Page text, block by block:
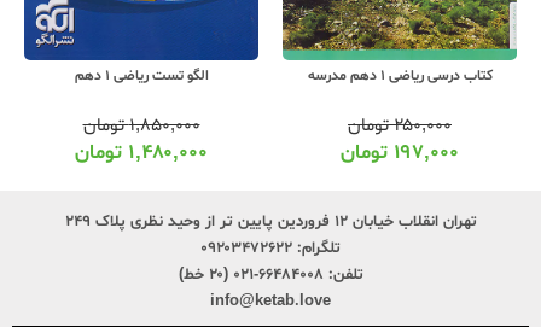
کتاب درسی ریاضی 1 دهم مدرسه
۲۵۰,۰۰۰تومان
۱۹۷,۰۰۰ تومان
الگو تست ریاضی 1 دهم
۱,۸۵۰,۰۰۰تومان
۱,۴۸۰,۰۰۰ تومان
تهران انقلاب خیابان ۱۲ فروردین پایین تر از وحید نظری پلاک ۲۴۹
تلگرام: ۰۹۲۰۳۴۷۲۶۲۲
تلفن: ۶۶۴۸۴۰۰۸-۰۲۱ (۲۰ خط)
info@ketab.love